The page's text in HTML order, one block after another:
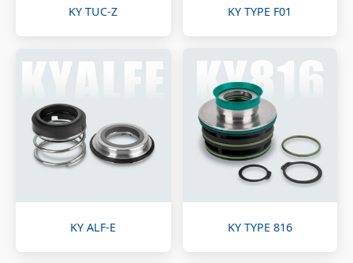
KY TUC-Z KY TYPE F01
KY ALF-E KY TYPE 816